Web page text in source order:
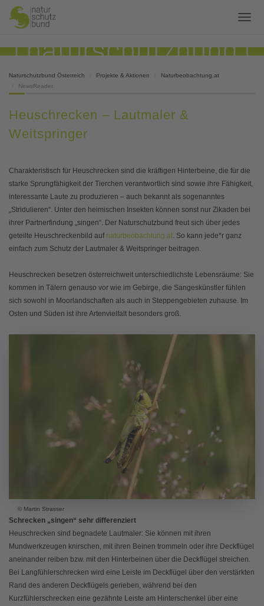
Naturschutzbund Österreich Projekte & Aktionen
Naturbeobachtung.at
NewsReader
Heuschrecken – Lautmaler &
Weitspringer
Charakteristisch für Heuschrecken sind die kräftigen Hinterbeine, die für die
starke Sprungfähigkeit der Tierchen verantwortlich sind sowie ihre Fähigkeit,
interessante Laute zu produzieren – auch bekannt als sogenanntes
„Stridulieren“. Unter den heimischen Insekten können sonst nur Zikaden bei
ihrer Partnerfindung „singen“. Der Naturschutzbund freut sich über jedes
geteilte Heuschreckenbild auf naturbeobachtung.at. So kann jede*r ganz
einfach zum Schutz der Lautmaler & Weitspringer beitragen.
Heuschrecken besetzen österreichweit unterschiedlichste Lebensräume: Sie
kommen in Tälern genauso vor wie im Gebirge, die Sangeskünstler fühlen
sich sowohl in Moorlandschaften als auch in Steppengebieten zuhause. Im
Osten und Süden ist ihre Artenvielfalt besonders groß.
© Martin Strasser
Schrecken „singen“ sehr differenziert
Heuschrecken sind begnadete Lautmaler: Sie können mit ihren
Mundwerkzeugen knirschen, mit ihren Beinen trommeln oder ihre Deckflügel
aneinander reiben bzw. mit den Hinterbeinen über die Deckflügel streichen.
Bei Langfühlerschrecken wird eine Leiste im Deckflügel über den verstärkten
Rand des anderen Deckflügels gerieben, während bei den
Kurzfühlerschrecken eine gezähnte Leiste am Hinterschenkel über eine